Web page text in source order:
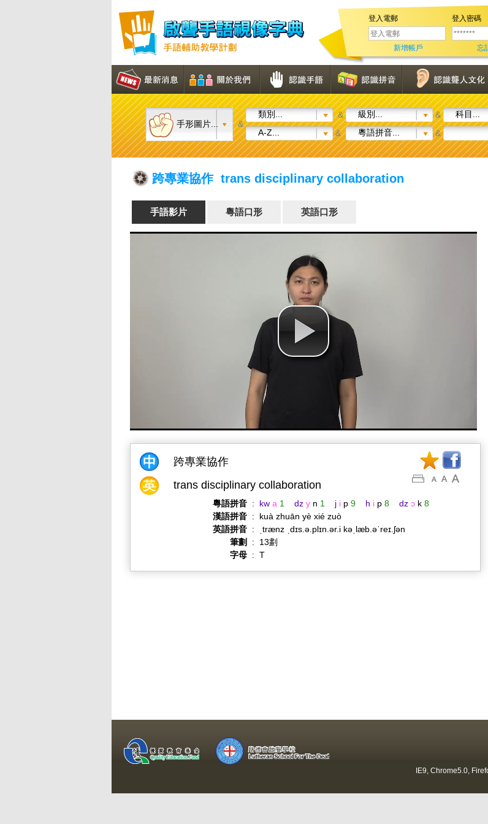
登入電郵 登入密碼
新增帳戶 忘
手形圖片... &
類別... & 級別... & 科目...
A-Z...
& 粵語拼音... &
跨專業協作 trans disciplinary collaboration
手語影片 粵語口形 英語口形
跨專業協作
trans disciplinary collaboration
粵語拼音 : kw a 1 dz y n 1 j i p 9 h i p 8 dz ɔ k 8
漢語拼音 :
kuà zhuān yè xié zuò
英語拼音 :
ˌtrænz ˌdɪs.ə.plɪn.ər.i kəˌlæb.əˈreɪ.ʃən
筆劃
:
13劃
字母 : T
IE9, Chrome5.0,